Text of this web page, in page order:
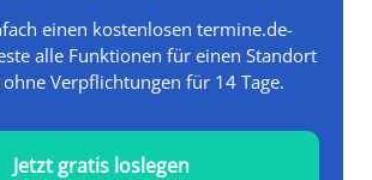
einen kostenlosen termine.de-
alle Funktionen für einen Standort
Verpflichtungen für 14 Tage.
Jetzt gratis loslegen